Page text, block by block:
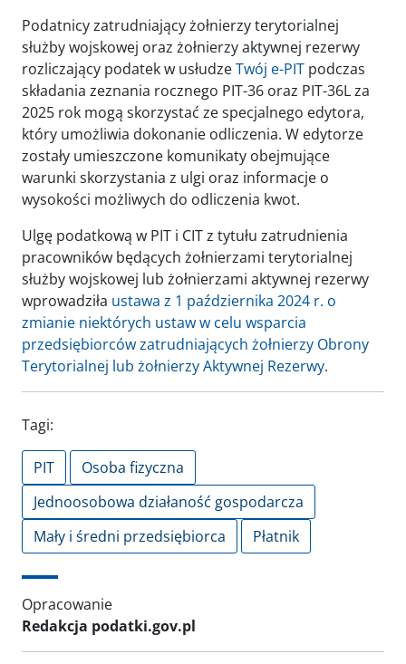
Podatnicy zatrudniający żołnierzy terytorialnej
służby wojskowej oraz żołnierzy aktywnej rezerwy
rozliczający podatek w usłudzeTwój e-PIT podczas
składania zeznania rocznego PIT-36 oraz PIT-36L za
2025 rok mogą skorzystać ze specjalnego edytora,
który umożliwia dokonanie odliczenia. W edytorze
zostały umieszczone komunikaty obejmujące
warunki skorzystania z ulgi oraz informacje o
wysokości możliwych do odliczenia kwot.
Ulgę podatkową w PIT i CIT z tytułu zatrudnienia
pracowników będących żołnierzami terytorialnej
służby wojskowej lub żołnierzami aktywnej rezerwy
wprowadziła ustawa z 1 października 2024 r. o
zmianie niektórych ustaw w celu wsparcia
przedsiębiorców zatrudniających żołnierzy Obrony
Terytorialnej lub żołnierzy Aktywnej Rezerwy.
Tagi:
PIT
Osoba fizyczna
Jednoosobowa działaność gospodarcza
Mały i średni przedsiębiorca
Płatnik
Opracowanie
Redakcja podatki.gov.pl